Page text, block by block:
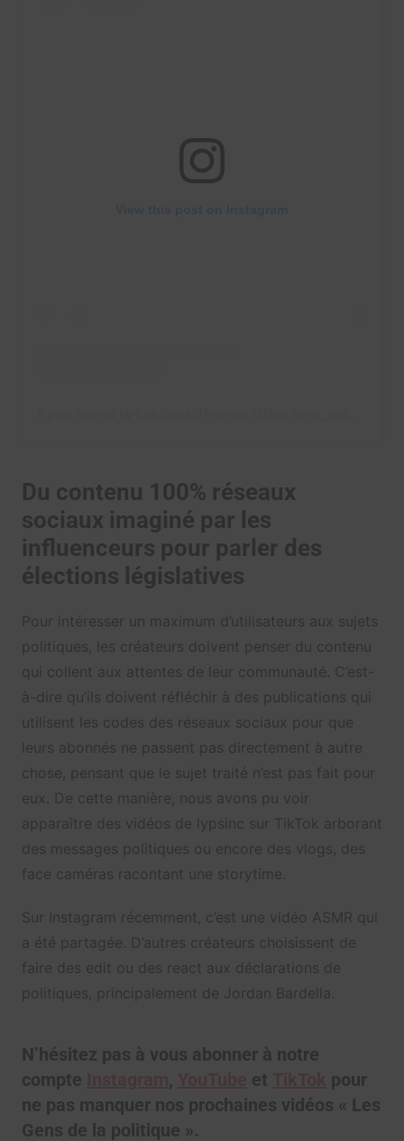
Du contenu 100% réseaux
sociaux imaginé par les
influenceurs pour parler des
élections législatives
Pour intéresser un maximum d’utilisateurs aux sujets
politiques, les créateurs doivent penser du contenu
qui collent aux attentes de leur communauté. C’est-
à-dire qu’ils doivent réfléchir à des publications qui
utilisent les codes des réseaux sociaux pour que
leurs abonnés ne passent pas directement à autre
chose, pensant que le sujet traité n’est pas fait pour
eux. De cette manière, nous avons pu voir
apparaître des vidéos de lypsinc sur TikTok arborant
des messages politiques ou encore des vlogs, des
face caméras racontant une storytime.
Sur Instagram récemment, c’est une vidéo ASMR qui
a été partagée. D’autres créateurs choisissent de
faire des edit ou des react aux déclarations de
politiques, principalement de Jordan Bardella.
N’hésitez pas à vous abonner à notre
compte
, et
pour
ne pas manquer nos prochaines vidéos « Les
Gens de la politique ».